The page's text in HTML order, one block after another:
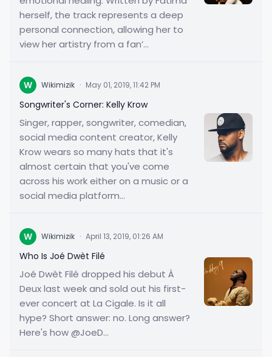
herself, the track represents a deep
personal connection, allowing her to
view her artistry from a fan’...
W Wikimizik · May 01, 2019, 11:42 PM
Songwriter's Corner: Kelly Krow
Singer, rapper, songwriter, comedian,
social media content creator, Kelly
Krow wears so many hats that it's
almost certain that you've come
across his work either on a music or a
social media platform...
W Wikimizik · April 13, 2019, 01:26 AM
Who Is Joé Dwèt Filé
Joé Dwèt Filé dropped his debut À
Deux last week and sold out his first-
ever concert at La Cigale. Is it all
hype? Short answer: no. Long answer?
Here's how @JoeD...